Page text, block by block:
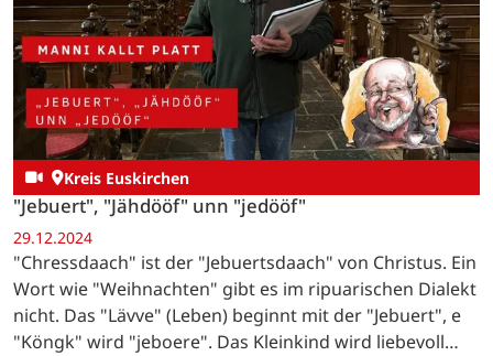
Kreis Euskirchen
"Jebuert", "Jähdööf" unn "jedööf"
29.12.2024
"Chressdaach" ist der "Jebuertsdaach" von Christus. Ein
Wort wie "Weihnachten" gibt es im ripuarischen Dialekt
nicht. Das "Lävve" (Leben) beginnt mit der "Jebuert", e
"Köngk" wird "jeboere". Das Kleinkind wird liebevoll